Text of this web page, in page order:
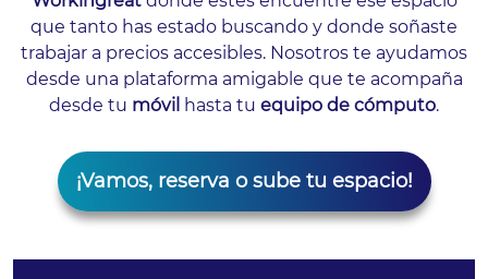
que tanto has estado buscando y donde soñaste
trabajar a precios accesibles. Nosotros te ayudamos
desde una plataforma amigable que te acompaña
desde tu móvil hasta tu equipo de cómputo.
¡Vamos, reserva o sube tu espacio!